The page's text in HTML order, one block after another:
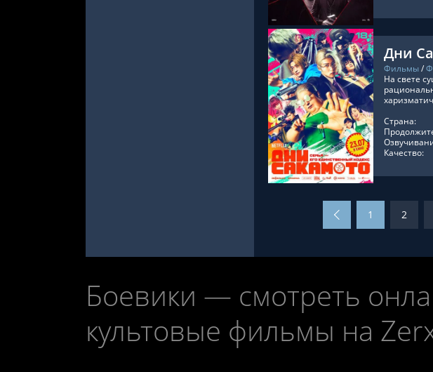
СМОТРЕТЬ ОНЛАЙН
Дни
Фильмы/
На свете
Страна:
Качество:
1 2
Боевики — смотреть
культовые фильмы на